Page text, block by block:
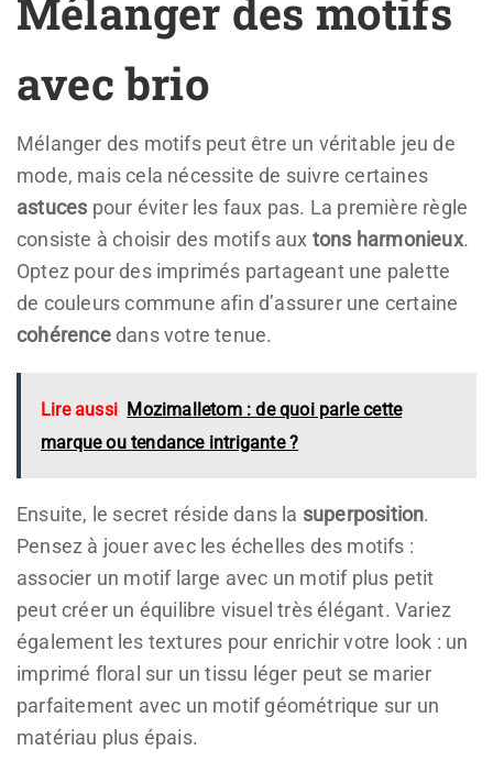
Mélanger des motifs
avec brio
Mélanger des motifs peut être un véritable jeu de
mode, mais cela nécessite de suivre certaines
astuces pour éviter les faux pas. La première règle
consiste à choisir des motifs aux tons harmonieux.
Optez pour des imprimés partageant une palette
de couleurs commune afin d’assurer une certaine
cohérencedans votre tenue.
Lire aussi Mozimalletom : de quoi parle cette
marque ou tendance intrigante ?
Ensuite, le secret réside dans la superposition.
Pensez à jouer avec les échelles des motifs :
associer un motif large avec un motif plus petit
peut créer un équilibre visuel très élégant. Variez
également les textures pour enrichir votre look : un
imprimé floral sur un tissu léger peut se marier
parfaitement avec un motif géométrique sur un
matériau plus épais.